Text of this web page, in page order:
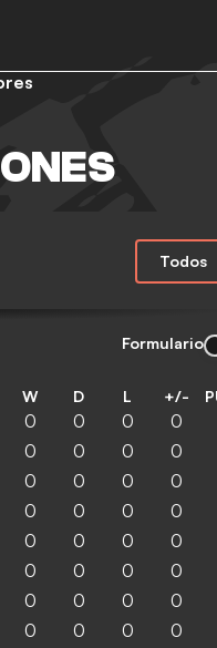
Formulario
W D L +/-
0 0 0 0
0 0 0 0
0 0 0 0
0 0 0 0
0 0 0 0
0 0 0 0
0 0 0 0
0 0 0 0